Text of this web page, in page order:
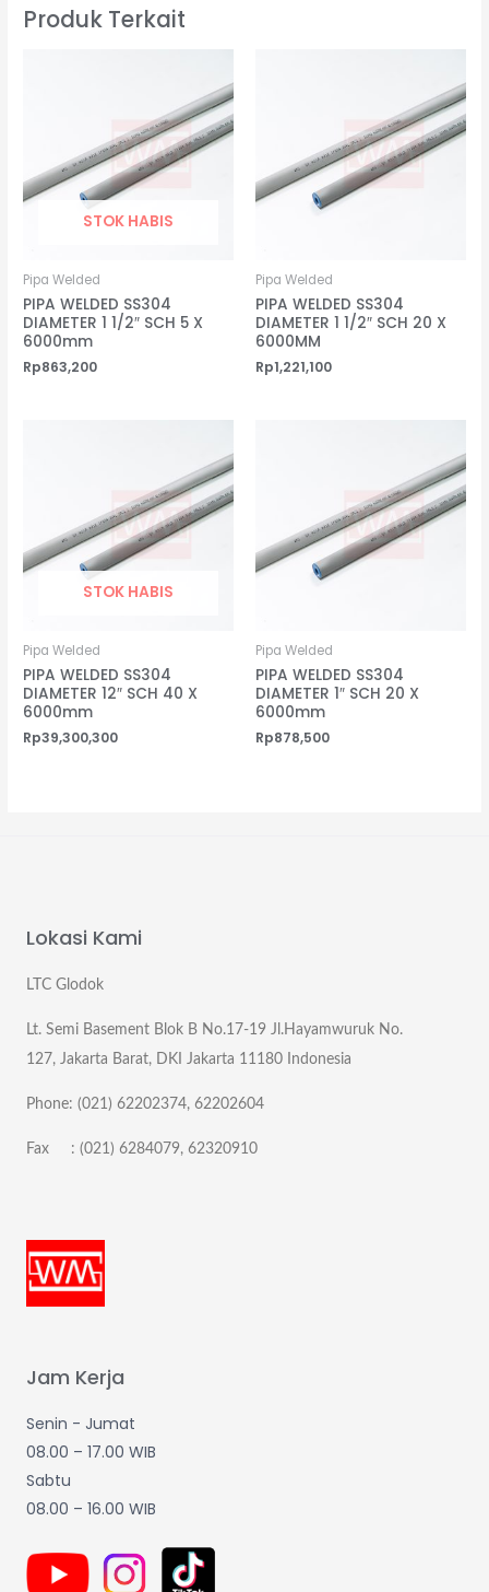
Produk Terkait
STOK HABIS
Pipa Welded
PIPA WELDED SS304
DIAMETER 1 1/2″ SCH 5 X
6000mm
Rp863,200
Pipa Welded
PIPA WELDED SS304
DIAMETER 1 1/2″ SCH 20 X
6000MM
Rp1,221,100
STOK HABIS
Pipa Welded
PIPA WELDED SS304
DIAMETER 12″ SCH 40 X
6000mm
Rp39,300,300
Pipa Welded
PIPA WELDED SS304
DIAMETER 1″ SCH 20 X
6000mm
Rp878,500
Lokasi Kami
LTC Glodok
Lt. Semi Basement Blok B No.17-19 Jl.Hayamwuruk No.
127, Jakarta Barat, DKI Jakarta 11180 Indonesia
Phone: (021) 62202374, 62202604
Fax : (021) 6284079, 62320910
Jam Kerja
Senin - Jumat
08.00 – 17.00 WIB
Sabtu
08.00 – 16.00 WIB